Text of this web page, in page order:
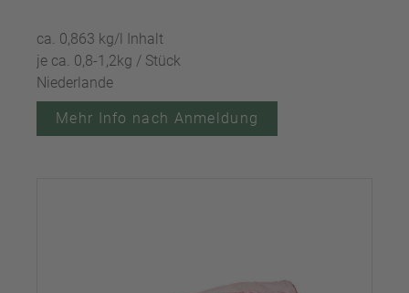
ca. 0,863 kg/l Inhalt
je ca. 0,8-1,2kg / Stück
Niederlande
Mehr Info nach Anmeldung